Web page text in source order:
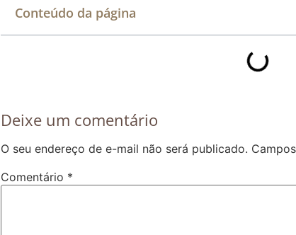
Conteúdo da página
Deixe um comentário
O seu endereço de e-mail não será publicado.
Comentário *